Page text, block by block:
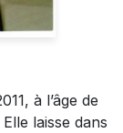
à l’âge de
laisse dans